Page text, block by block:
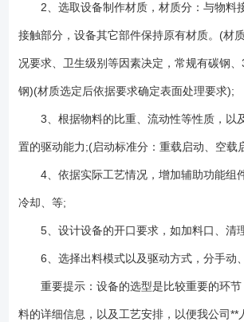
2、选取设备制作材质，材质分：与物料
接触部分，设备其它部件保持原有材质。(材
况要求、卫生级别等因素决定，常规有碳钢
钢)(材质选定后依据要求确定表面处理要求);
3、根据物料的比重、流动性等性质，以
置的驱动能力;(启动标准分：重载启动、空载
4、依据实际工艺情况，增加辅助功能组
冷却、等;
5、设计设备的开口要求，如加料口、清
6、选择出料模式以及驱动方式，分手动
重要提示：设备的选型是比较重要的环节
料的详细信息，以及工艺安排，以便我公司**